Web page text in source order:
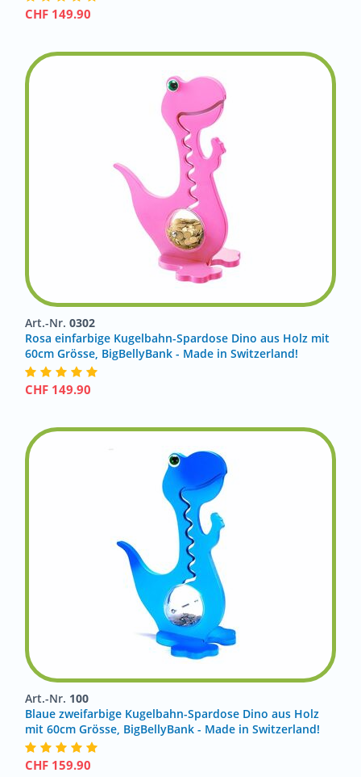
CHF 149.90
Art.-Nr. 0302
Rosa einfarbige Kugelbahn-Spardose Dino aus Holz mit
60cm Grösse, BigBellyBank - Made in Switzerland!
CHF 149.90
Art.-Nr. 100
Blaue zweifarbige Kugelbahn-Spardose Dino aus Holz
mit 60cm Grösse, BigBellyBank - Made in Switzerland!
CHF 159.90